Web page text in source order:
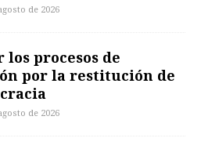
de 2026
los procesos de
por la restitución de
de 2026